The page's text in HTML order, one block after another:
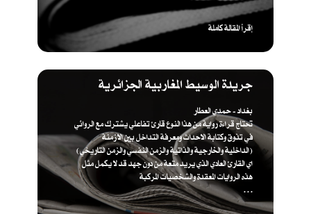
إقرأ المقالة كاملة
جريدة الوسيط المغاربية الجزائرية
بغداد - حمدي العطار
تحتاج قراءة رواية من هذا النوع قارئ تفاعلي يشترك مع الروائي
في تذوق وكتابة الاحداث ومعرفة التداخل بين الازمنة
(الداخلية والخارجية والذاتية والزمن النفسي والزمن التاريخي)
اي القارئ العادي الذي يريد متعة من دون جهد قد لا يكمل مثل
هذه الروايات المعقدة والشخصيات المركبة
. . .